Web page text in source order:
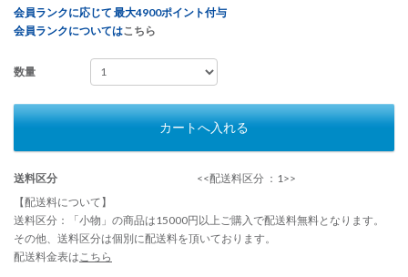
会員ランクに応じて 最大4900ポイント付与
会員ランクについてはこちら
数量
カートへ入れる
送料区分
<<配送料区分 ：1>>
【配送料について】
送料区分：「小物」の商品は15000円以上ご購入で配送料無料となります。
その他、送料区分は個別に配送料を頂いております。
配送料金表は こちら